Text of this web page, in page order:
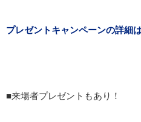
プレゼントキャンペーンの詳細
■来場者プレゼントもあり！